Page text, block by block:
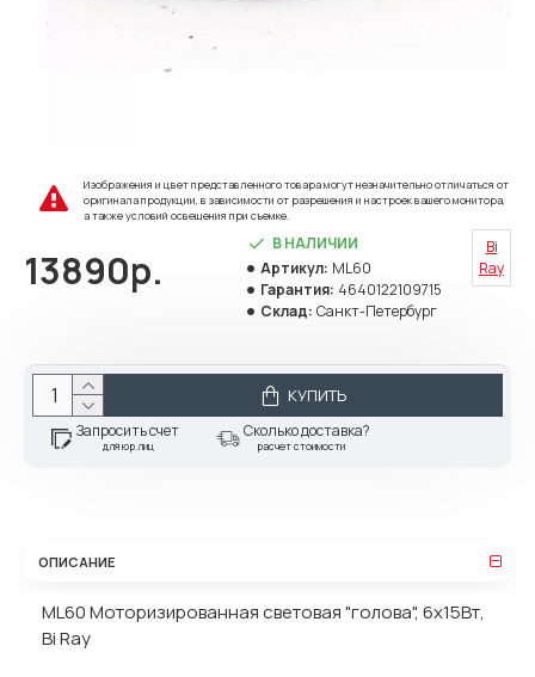
Изображения и цвет представленного товара могут незначительно отличаться от
оригинала продукции, в зависимости от разрешения и настроек вашего монитора,
а также условий освещения при съемке.
13890р.
В НАЛИЧИИ
Артикул: ML60
Гарантия: 4640122109715
Склад: Санкт-Петербург
Bi
Ray
КУПИТЬ
Запросить счет
для юр.лиц
Сколько доставка?
расчет стоимости
ОПИСАНИЕ
ML60 Моторизированная световая "голова", 6х15Вт,
Bi Ray